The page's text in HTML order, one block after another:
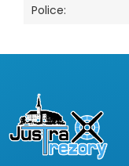
Police:
a